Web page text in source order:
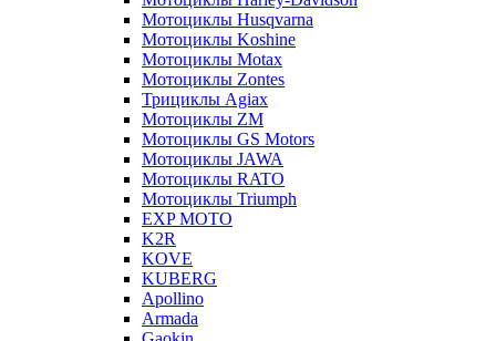
Мотоциклы Husqvarna
Мотоциклы Koshine
Мотоциклы Motax
Мотоциклы Zontes
Трициклы Agiax
Мотоциклы ZM
Мотоциклы GS Motors
Мотоциклы JAWA
Мотоциклы RATO
Мотоциклы Triumph
EXP MOTO
K2R
KOVE
KUBERG
Apollino
Armada